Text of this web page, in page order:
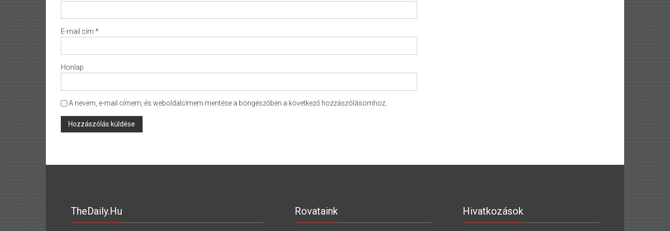
E-mail cím *
Honlap
A nevem, e-mail címem, és weboldalcímem mentése a böngészőben a következő hozzászólásomhoz.
TheDaily.hu Rovataink Hivatkozások